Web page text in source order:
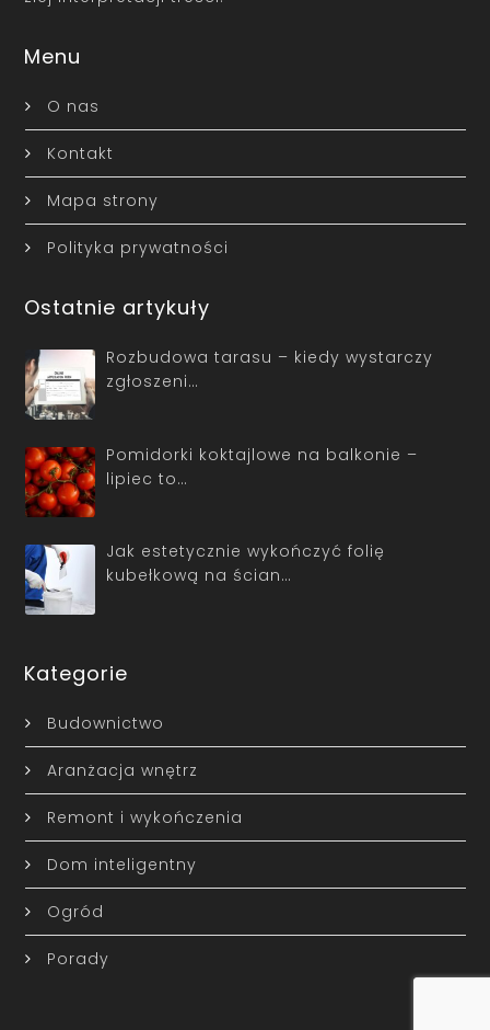
Menu
O nas
Kontakt
Mapa strony
Polityka prywatności
Ostatnie artykuły
Rozbudowa tarasu – kiedy wystarczy
zgłoszeni…
Pomidorki koktajlowe na balkonie –
lipiec to…
Jak estetycznie wykończyć folię
kubełkową na ścian…
Kategorie
Budownictwo
Aranżacja wnętrz
Remont i wykończenia
Dom inteligentny
Ogród
Porady